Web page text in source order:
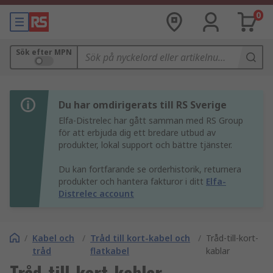
0
Sök efter MPN
Du har omdirigerats till RS Sverige
Elfa-Distrelec har gått samman med RS Group
för att erbjuda dig ett bredare utbud av
produkter, lokal support och bättre tjänster.
Du kan fortfarande se orderhistorik, returnera
produkter och hantera fakturor i ditt Elfa-
Distrelec account
/ Kabel och
tråd
/ Tråd till kort-kabel och
flatkabel
/ Tråd-till-kort-
kablar